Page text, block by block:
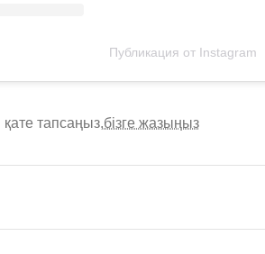
Публикация от Instagram
қате тапсаңыз,бізге жазыңыз